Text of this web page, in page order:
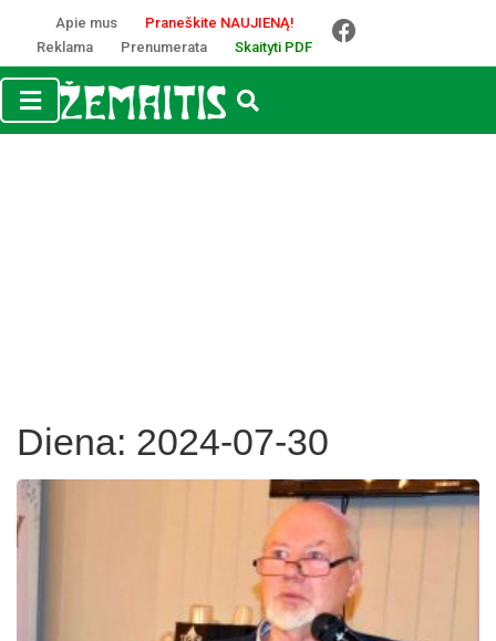
Apie mus
Praneškite NAUJIENĄ!
Reklama
Prenumerata Skaityti PDF
Diena: 2024-07-30